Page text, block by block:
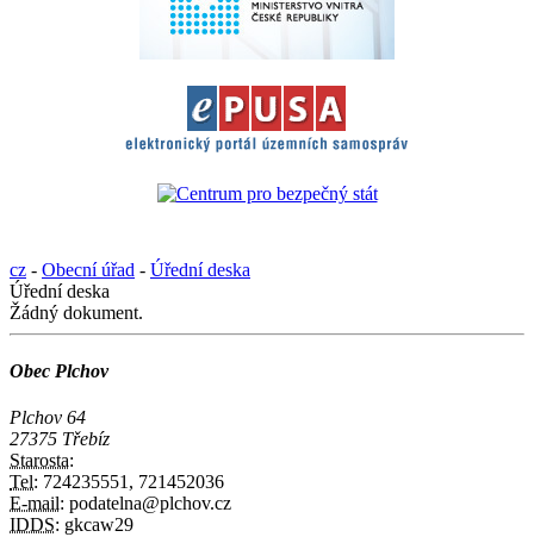
cz - Obecní úřad - Úřední deska
Úřední deska
Žádný dokument.
Obec Plchov
Plchov 64
27375 Třebíz
Starosta:
Tel: 724235551, 721452036
E-mail: podatelna@plchov.cz
IDDS: gkcaw29